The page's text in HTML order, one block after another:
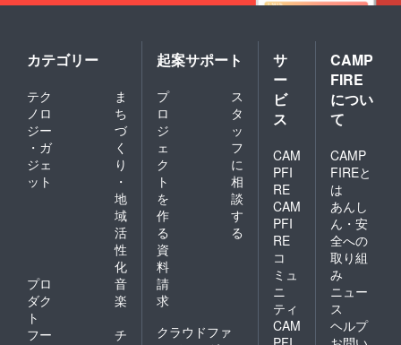
グリーンスタジアムで
のライブなどが開催で
今後とも、皆様の熱い
想いで、
DIRTYOLDMEN様、栃
木SC、そして地元栃
木を 盛り上げていく
ことができればと思い
ます。 本当にありが
とうございました。
支援者88人 支援合計
金額 528,500円 クラ
ブへの贈呈金 19,308
た、３１人の方に郵
をお渡ししました。
【栃木ＳＣ様への募
金】 \19,308 ※後日、
栃木SC様へ受け渡し
をした際にも改めてご
報告させていただきま
で、本来の目的である
ライブを成立させるだ
けでなく 栃木SC様へ
と、募金という形で支
援することもできまし
カテゴリー
テク
ノロ
ジー
・ガ
ジェ
ット
ま
ち
づ
く
り
・
地
域
活
性
化
プロ
ダク
ト
音
楽
フー
チ
起案サポート
プ
ロ
ジ
ェ
ク
ト
を
作
る
ス
タ
ッ
フ
に
相
談
す
る
資
料
請
求
クラウドファ
サ
ー
ビ
ス
CAM
PFI
RE
CAM
PFI
RE
コ
ミュ
ニ
ティ
CAM
CAMP
FIRE
につい
て
CAMP
FIREと
は
あんし
ん・安
全への
取り組
み
ニュー
ス
ヘルプ